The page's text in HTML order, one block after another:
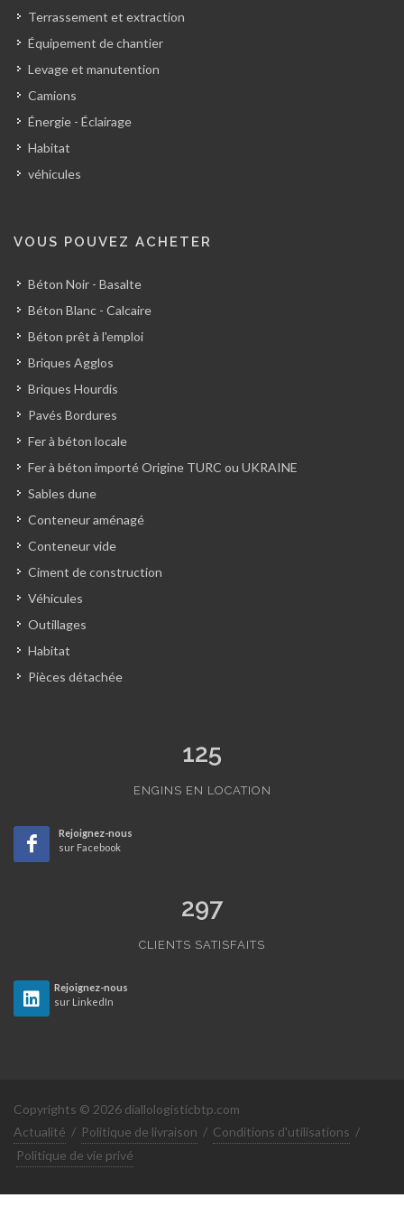
Terrassement et extraction
Équipement de chantier
Levage et manutention
Camions
Énergie - Éclairage
Habitat
véhicules
VOUS POUVEZ ACHETER
Béton Noir - Basalte
Béton Blanc - Calcaire
Béton prêt à l'emploi
Briques Agglos
Briques Hourdis
Pavés Bordures
Fer à béton locale
Fer à béton importé Origine TURC ou UKRAINE
Sables dune
Conteneur aménagé
Conteneur vide
Ciment de construction
Véhicules
Outillages
Habitat
Pièces détachée
125
ENGINS EN LOCATION
Rejoignez-nous
sur Facebook
297
CLIENTS SATISFAITS
Rejoignez-nous
sur LinkedIn
Copyrights © 2026 diallologisticbtp.com
Actualité / Politique de livraison / Conditions d'utilisations /
Politique de vie privé